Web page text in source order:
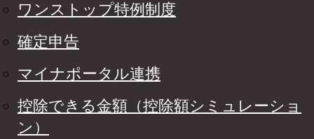
ワンストップ特例制度
確定申告
マイナポータル連携
控除できる金額（控除額シミュレーショ
ン）